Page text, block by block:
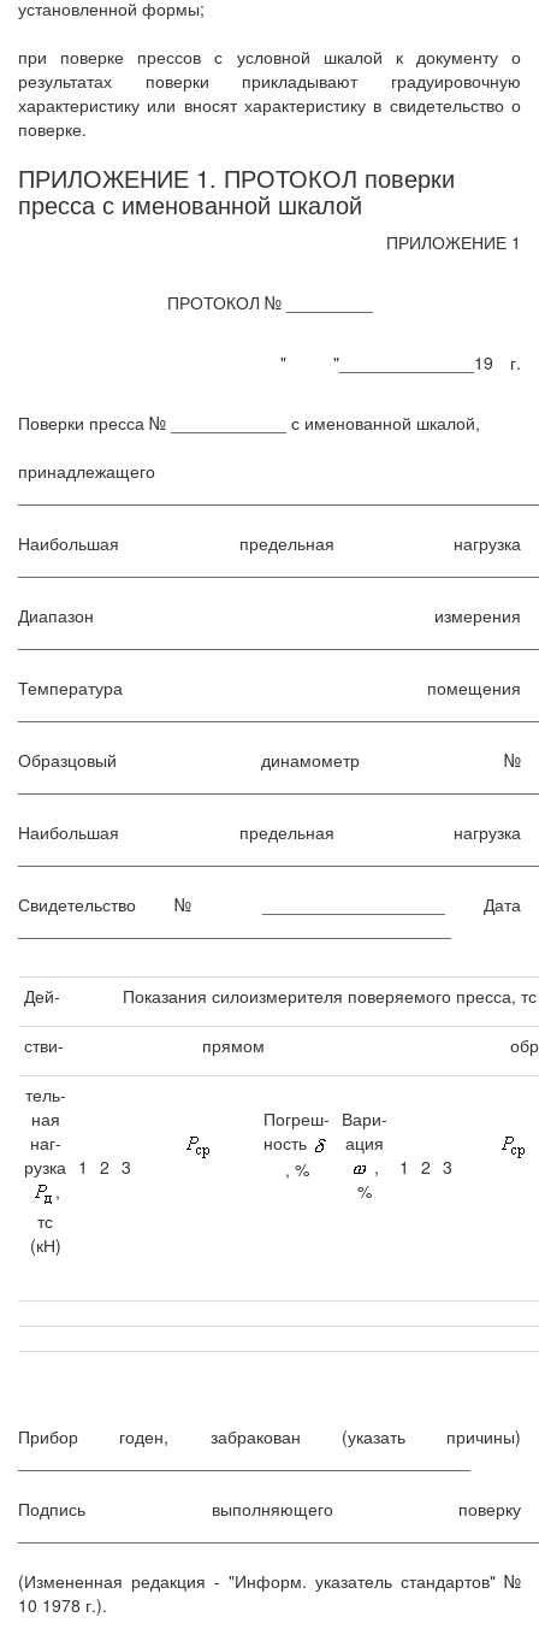
установленной формы;
при поверке прессов с условной шкалой к документу о
результатах поверки прикладывают градуировочную
характеристику или вносят характеристику в свидетельство о
поверке.
ПРИЛОЖЕНИЕ 1. ПРОТОКОЛ поверки
пресса с именованной шкалой
ПРИЛОЖЕНИЕ 1
ПРОТОКОЛ № _________
" "______________19 г.
Поверки пресса № ____________ с именованной шкалой,
принадлежащего
Наибольшая предельная нагрузка
Диапазон измерения
Температура помещения
Образцовый динамометр №
Наибольшая предельная нагрузка
Свидетельство № ___________________ Дата
Дей- Показания силоизмерителя поверяемого пресса,
стви- прямом
тель-
ная
наг-
рузка
,
тс
(кН)
1 2 3
Погреш-
ность
, %
Вари-
ация
,
%
1 2 3
Прибор годен, забракован (указать причины)
Подпись выполняющего поверку
(Измененная редакция - "Информ. указатель стандартов" №
10 1978 г.).